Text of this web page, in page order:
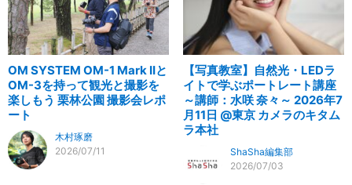
OM SYSTEM OM-1 Mark IIと
OM-3を持って観光と撮影を
楽しもう 栗林公園 撮影会レポ
ート
木村琢磨
2026/07/11
【写真教室】自然光・LEDラ
イトで学ぶポートレート講座
～講師：水咲 奈々～ 2026年7
月11日 @東京 カメラのキタム
ラ本社
ShaSha編集部
2026/07/03